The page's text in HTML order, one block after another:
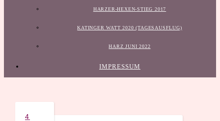
HARZER-HEXEN-STIEG 2017
KATINGER WATT 2020 (TAGESAUSFLUG)
HARZ JUNI 2022
IMPRESSUM
4